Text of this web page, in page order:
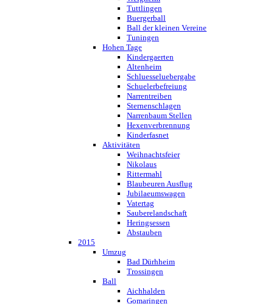
Tuttlingen
Buergerball
Ball der kleinen Vereine
Tuningen
Hohen Tage
Kindergaerten
Altenheim
Schluesseluebergabe
Schuelerbefreiung
Narrentreiben
Sternenschlagen
Narrenbaum Stellen
Hexenverbrennung
Kinderfasnet
Aktivitäten
Weihnachtsfeier
Nikolaus
Rittermahl
Blaubeuren Ausflug
Jubilaeumswagen
Vatertag
Sauberelandschaft
Heringsessen
Abstauben
2015
Umzug
Bad Dürhheim
Trossingen
Ball
Aichhalden
Gomaringen